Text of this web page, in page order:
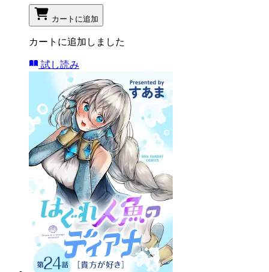
カートに追加
カートに追加しました
試し読み